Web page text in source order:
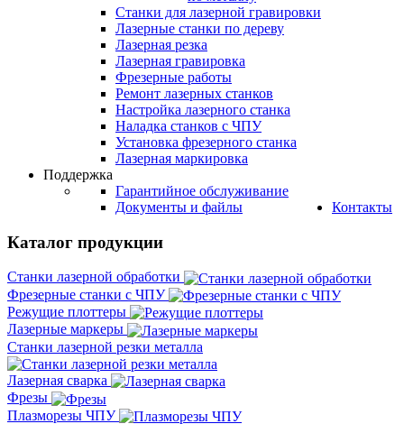
Станки для лазерной гравировки
Лазерные станки по дереву
Лазерная резка
Лазерная гравировка
Фрезерные работы
Ремонт лазерных станков
Настройка лазерного станка
Наладка станков с ЧПУ
Установка фрезерного станка
Лазерная маркировка
Поддержка
Гарантийное обслуживание
Документы и файлы
Контакты
Каталог продукции
Станки лазерной обработки
Фрезерные станки с ЧПУ
Режущие плоттеры
Лазерные маркеры
Станки лазерной резки металла
Лазерная сварка
Фрезы
Плазморезы ЧПУ